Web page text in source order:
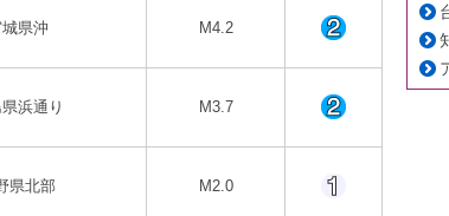
県沖 M4.2
浜通り M3.7
県北部 M2.0